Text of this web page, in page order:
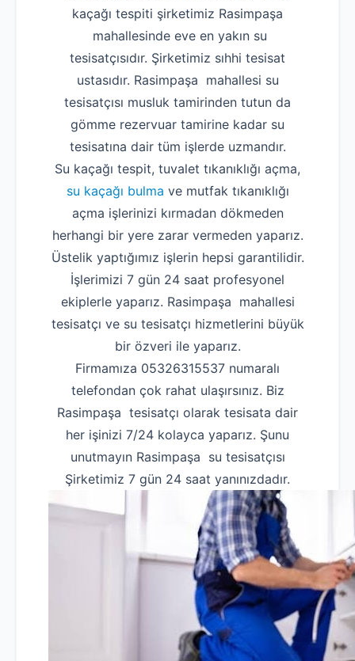
kaçağı tespiti şirketimiz Rasimpaşa
mahallesinde eve en yakın su
tesisatçısıdır. Şirketimiz sıhhi tesisat
ustasıdır. Rasimpaşa mahallesi su
tesisatçısı musluk tamirinden tutun da
gömme rezervuar tamirine kadar su
tesisatına dair tüm işlerde uzmandır.
Su kaçağı tespit, tuvalet tıkanıklığı açma,
su kaçağı bulma ve mutfak tıkanıklığı
açma işlerinizi kırmadan dökmeden
herhangi bir yere zarar vermeden yaparız.
Üstelik yaptığımız işlerin hepsi garantilidir.
İşlerimizi 7 gün 24 saat profesyonel
ekiplerle yaparız. Rasimpaşa mahallesi
tesisatçı ve su tesisatçı hizmetlerini büyük
bir özveri ile yaparız.
Firmamıza 05326315537 numaralı
telefondan çok rahat ulaşırsınız. Biz
Rasimpaşa tesisatçı olarak tesisata dair
her işinizi 7/24 kolayca yaparız. Şunu
unutmayın Rasimpaşa su tesisatçısı
Şirketimiz 7 gün 24 saat yanınızdadır.